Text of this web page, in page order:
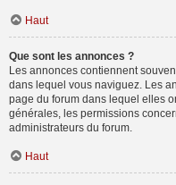
Haut
Que sont les annonces ?
Les annonces contiennent
dans lequel vous naviguez. Les
page du forum dans lequel elles
générales, les permissions
administrateurs du forum.
Haut